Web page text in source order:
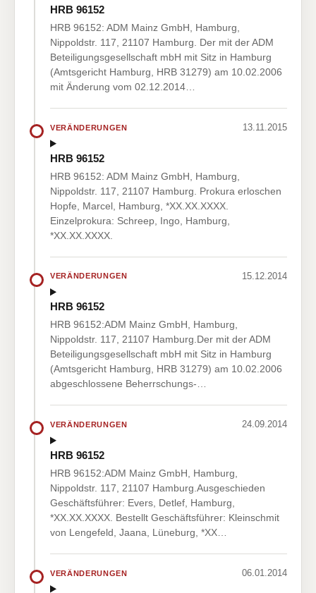
HRB 96152
HRB 96152: ADM Mainz GmbH, Hamburg,
Nippoldstr. 117, 21107 Hamburg. Der mit der ADM
Beteiligungsgesellschaft mbH mit Sitz in Hamburg
(Amtsgericht Hamburg, HRB 31279) am 10.02.2006
mit Änderung vom 02.12.2014…
VERÄNDERUNGEN 13.11.2015
HRB 96152
HRB 96152: ADM Mainz GmbH, Hamburg,
Nippoldstr. 117, 21107 Hamburg. Prokura erloschen
Hopfe, Marcel, Hamburg, *XX.XX.XXXX.
Einzelprokura: Schreep, Ingo, Hamburg,
*XX.XX.XXXX.
VERÄNDERUNGEN 15.12.2014
HRB 96152
HRB 96152:ADM Mainz GmbH, Hamburg,
Nippoldstr. 117, 21107 Hamburg.Der mit der ADM
Beteiligungsgesellschaft mbH mit Sitz in Hamburg
(Amtsgericht Hamburg, HRB 31279) am 10.02.2006
abgeschlossene Beherrschungs-…
VERÄNDERUNGEN 24.09.2014
HRB 96152
HRB 96152:ADM Mainz GmbH, Hamburg,
Nippoldstr. 117, 21107 Hamburg.Ausgeschieden
Geschäftsführer: Evers, Detlef, Hamburg,
*XX.XX.XXXX. Bestellt Geschäftsführer: Kleinschmit
von Lengefeld, Jaana, Lüneburg, *XX…
VERÄNDERUNGEN 06.01.2014